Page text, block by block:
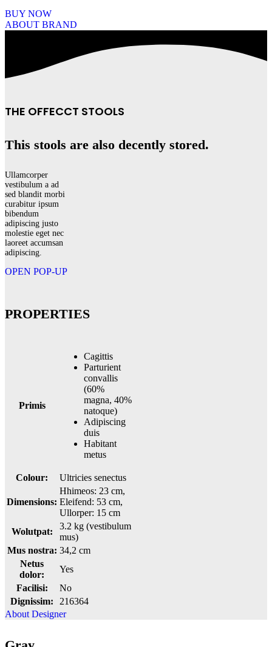
BUY NOW
ABOUT BRAND
THE OFFECCT STOOLS
This stools are also decently stored.
Ullamcorper
vestibulum a ad
sed blandit morbi
curabitur ipsum
bibendum
adipiscing justo
molestie eget nec
laoreet accumsan
adipiscing.
OPEN POP-UP
PROPERTIES
Primis
Cagittis
Parturient
convallis
(60%
magna, 40%
natoque)
Adipiscing
duis
Habitant
metus
Colour: Ultricies senectus
Dimensions:
Hhimeos: 23 cm,
Eleifend: 53 cm,
Ullorper: 15 cm
Wolutpat:
3.2 kg (vestibulum
mus)
Mus nostra: 34,2 cm
Netus
dolor:
Yes
Facilisi:
No
Dignissim:
216364
About Designer